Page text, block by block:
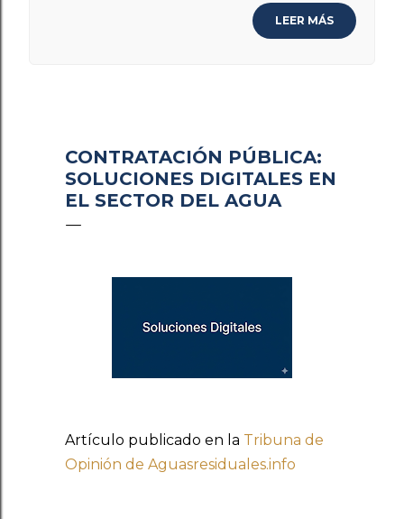
LEER MÁS
CONTRATACIÓN PÚBLICA:
SOLUCIONES DIGITALES EN
EL SECTOR DEL AGUA
Artículo publicado en la Tribuna de
Opinión de Aguasresiduales.info